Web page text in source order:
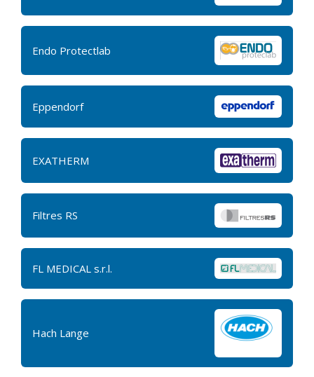
Endo Protectlab
Eppendorf
EXATHERM
Filtres RS
FL MEDICAL s.r.l.
Hach Lange